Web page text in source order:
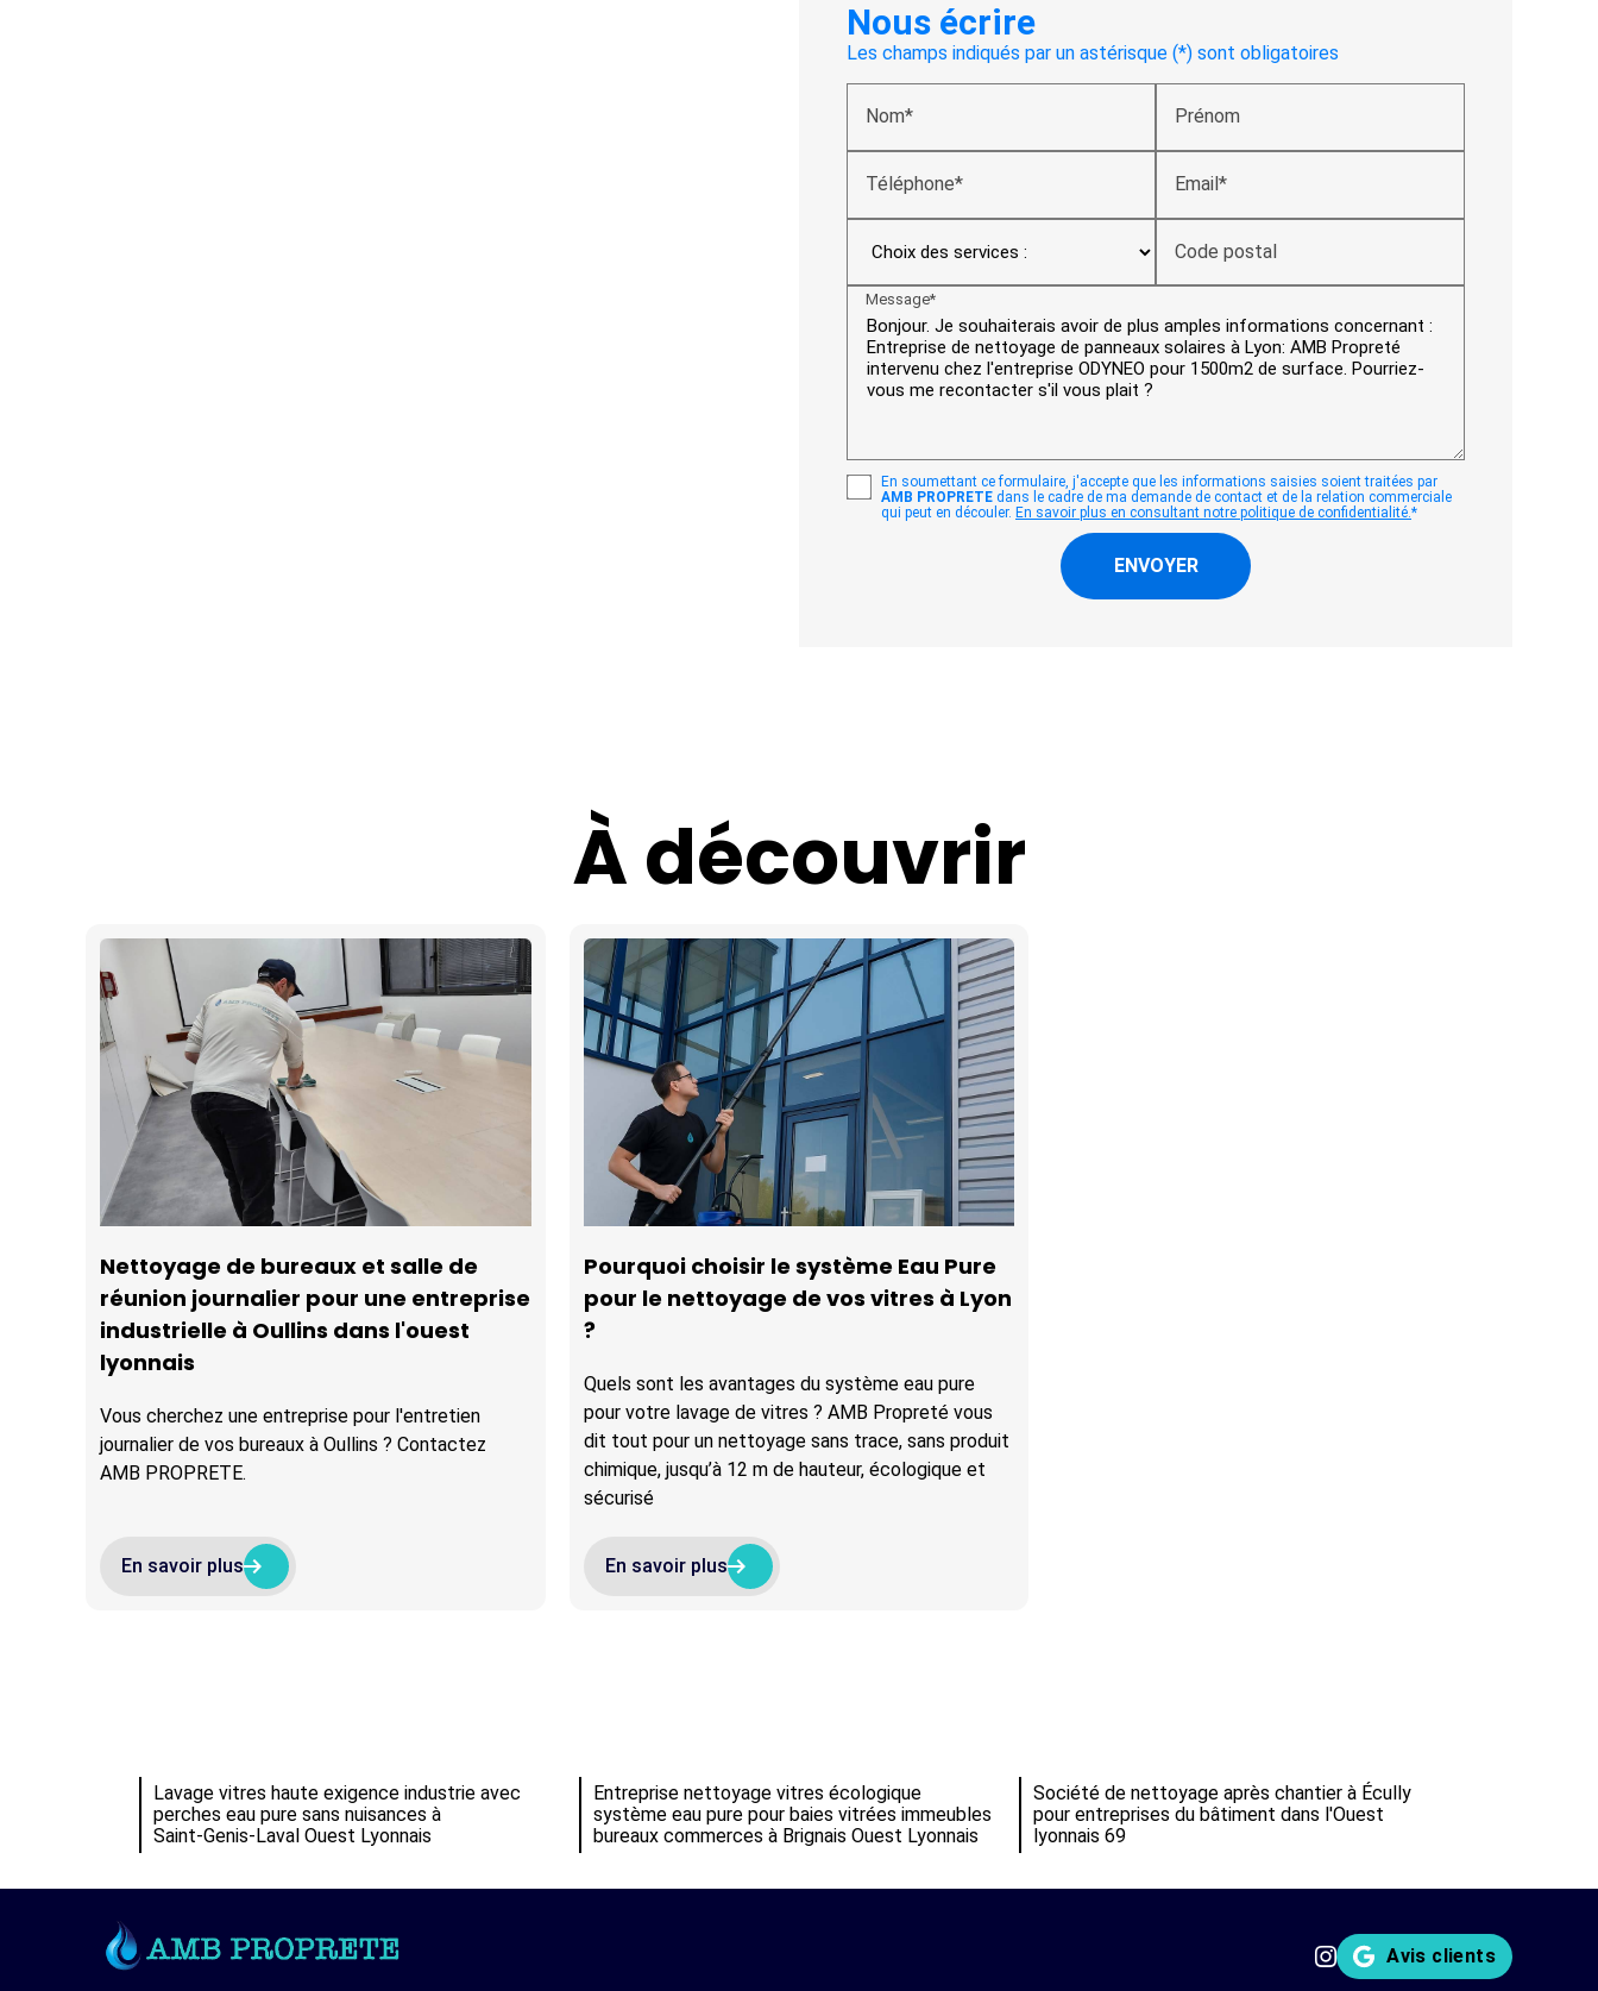
Nous écrire
Les champs indiqués par un astérisque (*) sont obligatoires
Nom* Prénom
Téléphone* Email*
Code postal
Message*
En soumettant ce formulaire, j'accepte que les informations saisies soient traitées par
AMB PROPRETE dans le cadre de ma demande de contact et de la relation commerciale
qui peut en découler. En savoir plus en consultant notre politique de confidentialité.*
À découvrir
Nettoyage de bureaux et salle de
réunion journalier pour une entreprise
industrielle à Oullins dans l'ouest
lyonnais
Vous cherchez une entreprise pour l'entretien
journalier de vos bureaux à Oullins ? Contactez
AMB PROPRETE.
En savoir plus
arrow_right_altarrow_right_alt
Pourquoi choisir le système Eau Pure
pour le nettoyage de vos vitres à Lyon
?
Quels sont les avantages du système eau pure
pour votre lavage de vitres ? AMB Propreté vous
dit tout pour un nettoyage sans trace, sans produit
chimique, jusqu’à 12 m de hauteur, écologique et
sécurisé
En savoir plus
arrow_right_altarrow_right_alt
Lavage vitres haute exigence industrie avec
perches eau pure sans nuisances à
Saint‑Genis‑Laval Ouest Lyonnais
Entreprise nettoyage vitres écologique
système eau pure pour baies vitrées immeubles
bureaux commerces à Brignais Ouest Lyonnais
Société de nettoyage après chantier à Écully
pour entreprises du bâtiment dans l'Ouest
lyonnais 69
Avis clients